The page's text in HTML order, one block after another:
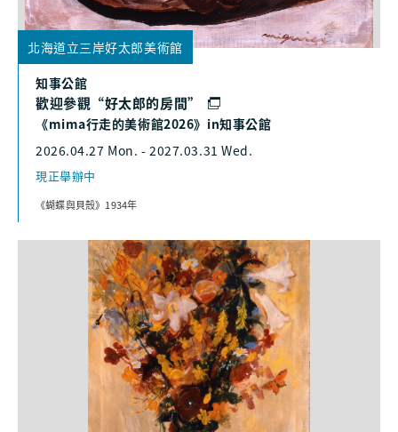
北海道立三岸好太郎美術館
知事公館
歡迎參觀“好太郎的房間”
《mima行走的美術館2026》in知事公館
2026.04.27 Mon. - 2027.03.31 Wed.
現正舉辦中
《蝴蝶與貝殼》1934年